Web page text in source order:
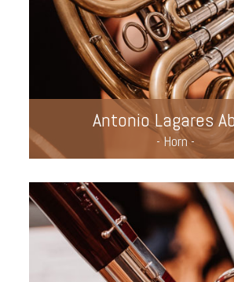
Antonio Lagares
- Horn -